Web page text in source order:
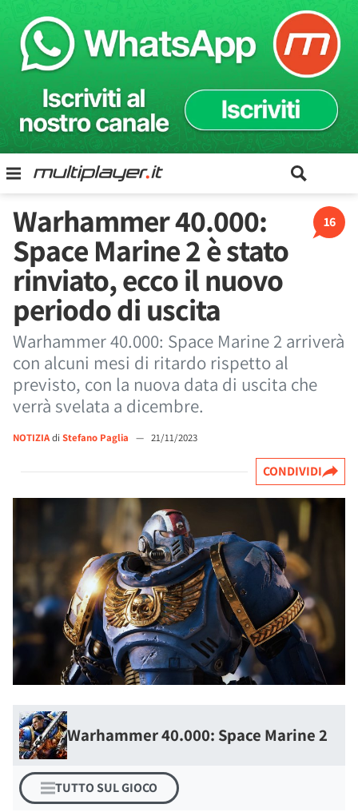
16
Warhammer 40.000:
Space Marine 2 è stato
rinviato, ecco il nuovo
periodo di uscita
Warhammer 40.000: Space Marine 2 arriverà
con alcuni mesi di ritardo rispetto al
previsto, con la nuova data di uscita che
verrà svelata a dicembre.
NOTIZIAdi Stefano Paglia — 21/11/2023
CONDIVIDI
Warhammer 40.000: Space Marine 2
TUTTO SUL GIOCO